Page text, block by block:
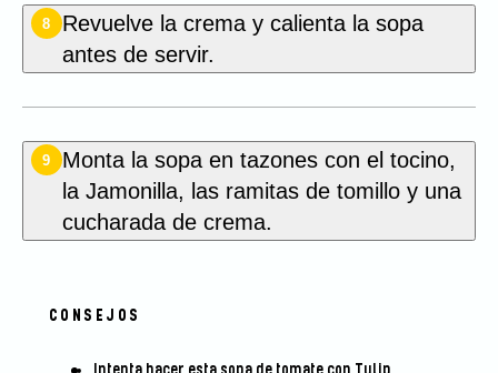
8
Revuelve la crema y calienta la sopa
antes de servir.
9
Monta la sopa en tazones con el tocino,
la Jamonilla, las ramitas de tomillo y una
cucharada de crema.
CONSEJOS